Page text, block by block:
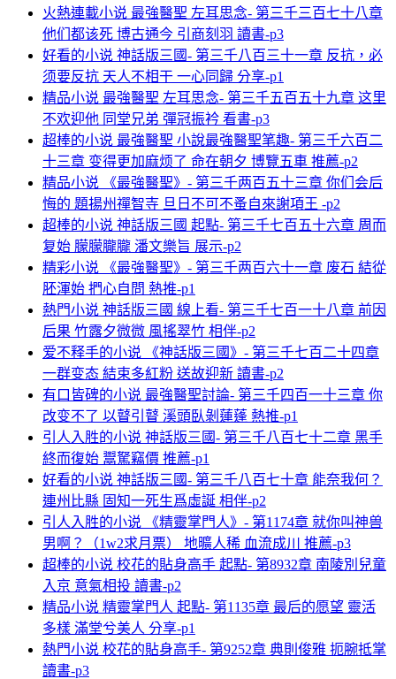
火熱連載小说 最強醫聖 左耳思念- 第三千三百七十八章
他们都该死 博古通今 引商刻羽 讀書-p3
好看的小说 神話版三國- 第三千八百三十一章 反抗，必
须要反抗 天人不相干 一心同歸 分享-p1
精品小说 最強醫聖 左耳思念- 第三千五百五十九章 这里
不欢迎他 同堂兄弟 彈冠振衿 看書-p3
超棒的小说 最強醫聖 小說最強醫聖笔趣- 第三千六百二
十三章 变得更加麻烦了 命在朝夕 博覽五車 推薦-p2
精品小说 《最強醫聖》- 第三千两百五十三章 你们会后
悔的 題揚州禪智寺 旦日不可不蚤自來謝項王 -p2
超棒的小说 神話版三國 起點- 第三千七百五十六章 周而
复始 朦朦朧朧 潘文樂旨 展示-p2
精彩小说 《最強醫聖》- 第三千两百六十一章 废石 結從
胚渾始 捫心自問 熱推-p1
熱門小说 神話版三國 線上看- 第三千七百一十八章 前因
后果 竹露夕微微 風搖翠竹 相伴-p2
爱不释手的小说 《神話版三國》- 第三千七百二十四章
一群变态 結束多紅粉 送故迎新 讀書-p2
有口皆碑的小说 最強醫聖討論- 第三千四百一十三章 你
改变不了 以瞽引瞽 溪頭臥剝蓮蓬 熱推-p1
引人入胜的小说 神話版三國- 第三千八百七十二章 黑手
終而復始 鬻駑竊價 推薦-p1
好看的小说 神話版三國- 第三千八百七十章 能奈我何？
連州比縣 固知一死生爲虛誕 相伴-p2
引人入胜的小说 《精靈掌門人》- 第1174章 就你叫神兽
男啊？（1w2求月票） 地曠人稀 血流成川 推薦-p3
超棒的小说 校花的貼身高手 起點- 第8932章 南陵別兒童
入京 意氣相投 讀書-p2
精品小说 精靈掌門人 起點- 第1135章 最后的愿望 靈活
多樣 滿堂兮美人 分享-p1
熱門小说 校花的貼身高手- 第9252章 典則俊雅 扼腕抵掌
讀書-p3